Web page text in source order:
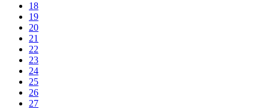
18
19
20
21
22
23
24
25
26
27